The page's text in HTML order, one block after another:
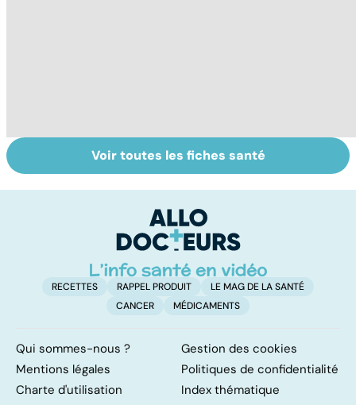
VIH : la maladie
dont on ne guérit
Analyses
biologiques :
interpréter ?
Voir toutes les fiches santé
RECETTES RAPPEL PRODUIT
LE MAG DE LA SANTÉ
CANCER
MÉDICAMENTS
Qui sommes-nous ?
Gestion des cookies
Mentions légales
Politiques de confidentialité
Charte d'utilisation
Index thématique